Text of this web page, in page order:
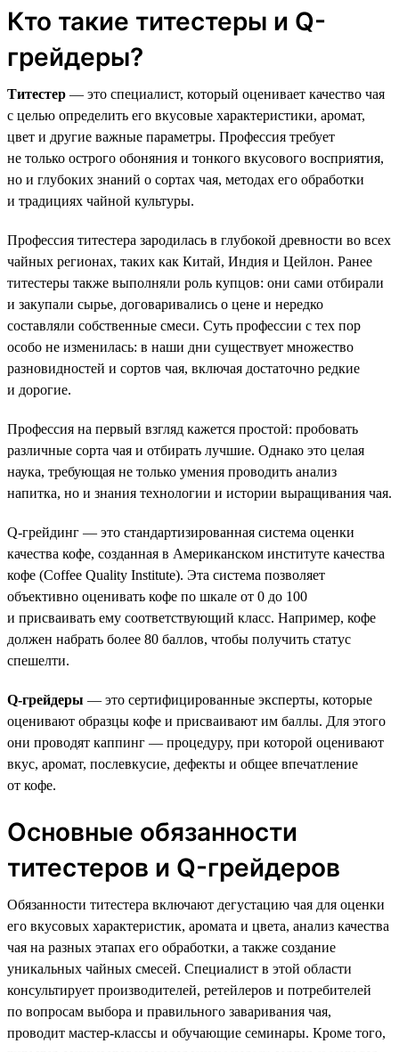
Кто такие титестеры и Q-
грейдеры?
Титестер — это специалист, который оценивает качество чая
с целью определить его вкусовые характеристики, аромат,
цвет и другие важные параметры. Профессия требует
не только острого обоняния и тонкого вкусового восприятия,
но и глубоких знаний о сортах чая, методах его обработки
и традициях чайной культуры.
Профессия титестера зародилась в глубокой древности во всех
чайных регионах, таких как Китай, Индия и Цейлон. Ранее
титестеры также выполняли роль купцов: они сами отбирали
и закупали сырье, договаривались о цене и нередко
составляли собственные смеси. Суть профессии с тех пор
особо не изменилась: в наши дни существует множество
разновидностей и сортов чая, включая достаточно редкие
и дорогие.
Профессия на первый взгляд кажется простой: пробовать
различные сорта чая и отбирать лучшие. Однако это целая
наука, требующая не только умения проводить анализ
напитка, но и знания технологии и истории выращивания чая.
Q-грейдинг — это стандартизированная система оценки
качества кофе, созданная в Американском институте качества
кофе (Coffee Quality Institute). Эта система позволяет
объективно оценивать кофе по шкале от 0 до 100
и присваивать ему соответствующий класс. Например, кофе
должен набрать более 80 баллов, чтобы получить статус
спешелти.
Q-грейдеры — это сертифицированные эксперты, которые
оценивают образцы кофе и присваивают им баллы. Для этого
они проводят каппинг — процедуру, при которой оценивают
вкус, аромат, послевкусие, дефекты и общее впечатление
от кофе.
Основные обязанности
титестеров и Q-грейдеров
Обязанности титестера включают дегустацию чая для оценки
его вкусовых характеристик, аромата и цвета, анализ качества
чая на разных этапах его обработки, а также создание
уникальных чайных смесей. Специалист в этой области
консультирует производителей, ретейлеров и потребителей
по вопросам выбора и правильного заваривания чая,
проводит мастер-классы и обучающие семинары. Кроме того,